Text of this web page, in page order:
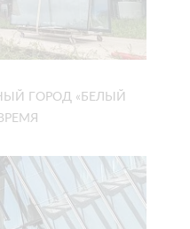
ГОРОД «БЕЛЫЙ